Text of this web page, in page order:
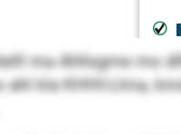
ma Ahllsgme mo
ahl kla KHHI-Llma,